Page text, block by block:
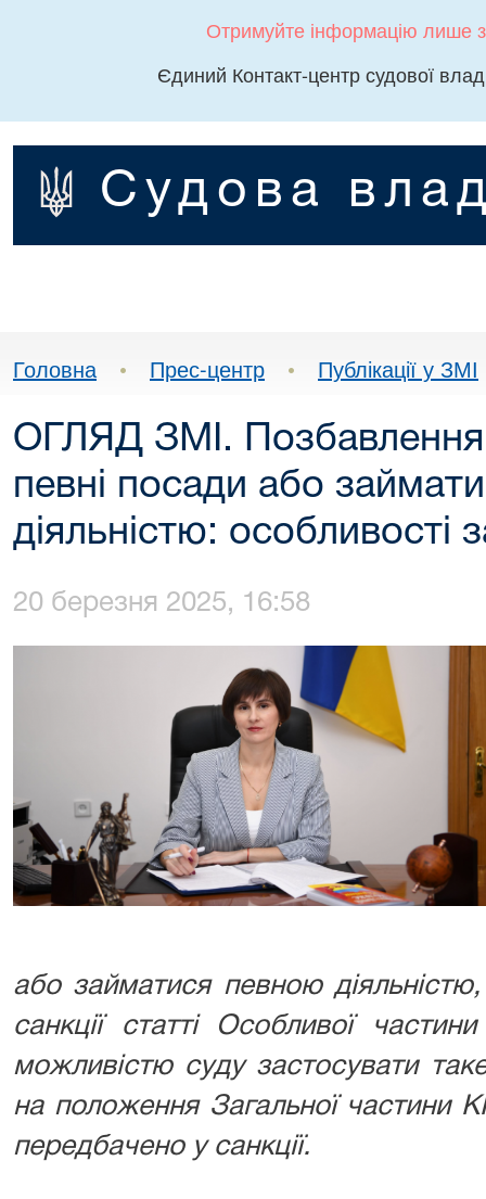
Отримуйте інформацію лише
Єдиний Контакт-центр судової
Судова
Головна • Прес-центр • Публікації у ЗМІ
ОГЛЯД ЗМІ. Позбавлення
певні посади або
діяльністю: особливості
20 березня 2025, 16:58
або займатися певною
санкції статті Особливої
можливістю суду застосувати
на положення Загальної частини
передбачено у санкції.